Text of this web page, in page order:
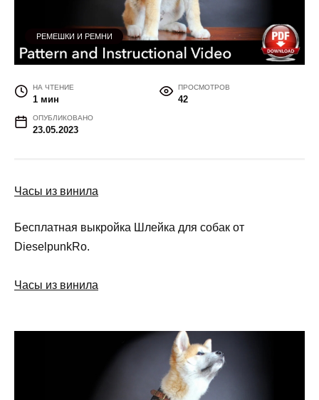
РЕМЕШКИ И РЕМНИ
НА ЧТЕНИЕ
1 мин
ПРОСМОТРОВ
42
ОПУБЛИКОВАНО
23.05.2023
Часы из винила
Бесплатная выкройка Шлейка для собак от
DieselpunkRo.
Часы из винила